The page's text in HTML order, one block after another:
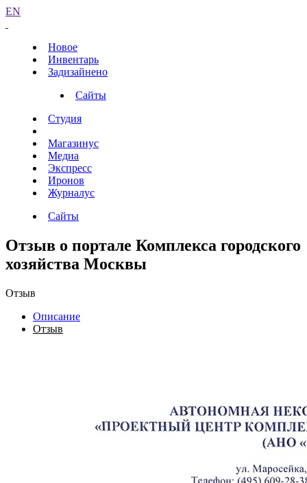
EN
Новое
Инвентарь
Задизайнено
Сайты
Студия
Магазинус
Медиа
Экспресс
Иронов
Журналус
Сайты
Отзыв о портале Комплекса городского
хозяйства Москвы
Отзыв
Описание
Отзыв